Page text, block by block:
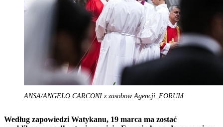
ANSA/ANGELO CARCONI z zasobow Agencji_FORUM
Według zapowiedzi Watykanu, 19 marca ma zostać